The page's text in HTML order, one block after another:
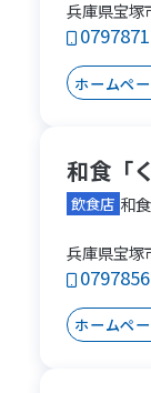
兵庫県宝塚
ホームペ
和食「
飲食店 和食
兵庫県宝塚
ホームペ